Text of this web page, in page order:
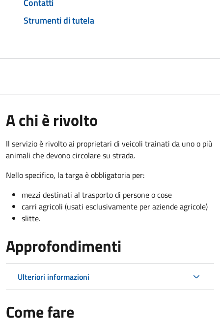
Contatti
Strumenti di tutela
A chi è rivolto
Il servizio è rivolto ai proprietari di veicoli trainati da uno o più
animali che devono circolare su strada.
Nello specifico, la targa è obbligatoria per:
mezzi destinati al trasporto di persone o cose
carri agricoli (usati esclusivamente per aziende agricole)
slitte.
Approfondimenti
Ulteriori informazioni
Come fare